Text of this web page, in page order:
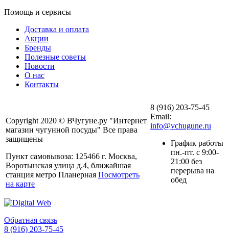
Помощь и сервисы
Доставка и оплата
Акции
Бренды
Полезные советы
Новости
О нас
Контакты
Copyright 2020 © ВЧугуне.ру "Интернет
магазин чугунной посуды" Все права
защищены
Пункт самовывоза: 125466 г. Москва,
Воротынская улица д.4, ближайшая
станция метро Планерная Посмотреть
на карте
8 (916) 203-75-45
Email:
info@vchugune.ru
График работы
пн.-пт. с 9:00-
21:00 без
перерыва на
обед
Обратная связь
8 (916) 203-75-45